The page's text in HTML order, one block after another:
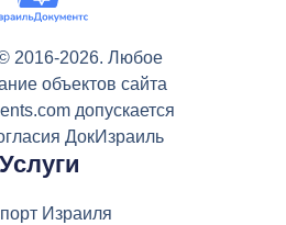
2016-2026. Любое
объектов сайта
допускается
ДокИзраиль
Услуги
Израиля